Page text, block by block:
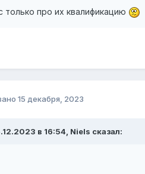
только про их квалификацию
15 декабря, 2023
в 16:54, Νiеls сказал: